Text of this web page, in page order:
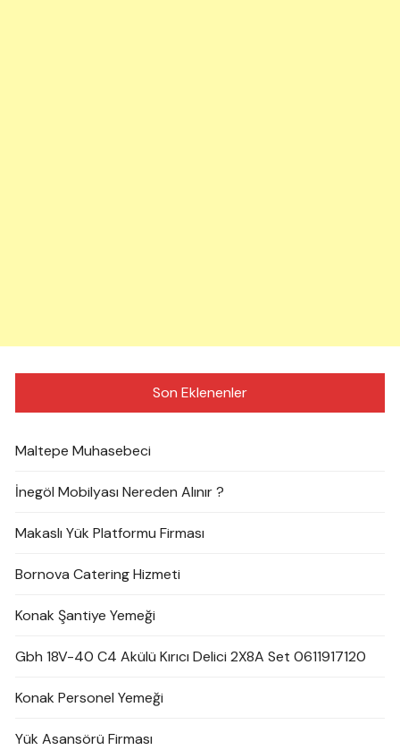
Son Eklenenler
Maltepe Muhasebeci
İnegöl Mobilyası Nereden Alınır ?
Makaslı Yük Platformu Firması
Bornova Catering Hizmeti
Konak Şantiye Yemeği
Gbh 18V-40 C4 Akülü Kırıcı Delici 2X8A Set 0611917120
Konak Personel Yemeği
Yük Asansörü Firması